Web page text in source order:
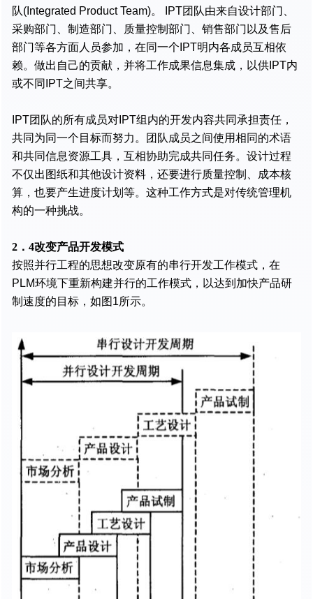
队(Integrated Product Team)。 IPT团队由来自设计部门、
采购部门、制造部门、质量控制部门、销售部门以及售后
部门等各方面人员参加，在同一个IPT明内各成员互相依
赖。做出自己的贡献，并将工作成果信息集成，以供IPT内
或不同IPT之间共享。
IPT团队的所有成员对IPT组内的开发内容共同承担责任，
共同为同一个目标而努力。团队成员之间使用相同的术语
和共同信息资源工具，互相协助完成共同任务。设计过程
不仅出图纸和其他设计资料，还要进行质量控制、成本核
算，也要产生进度计划等。这种工作方式是对传统管理机
构的一种挑战。
2．4改变产品开发模式
按照并行工程的思想改变原有的串行开发工作模式，在
PLM环境下重新构建并行的工作模式，以达到加快产品研
制速度的目标，如图1所示。